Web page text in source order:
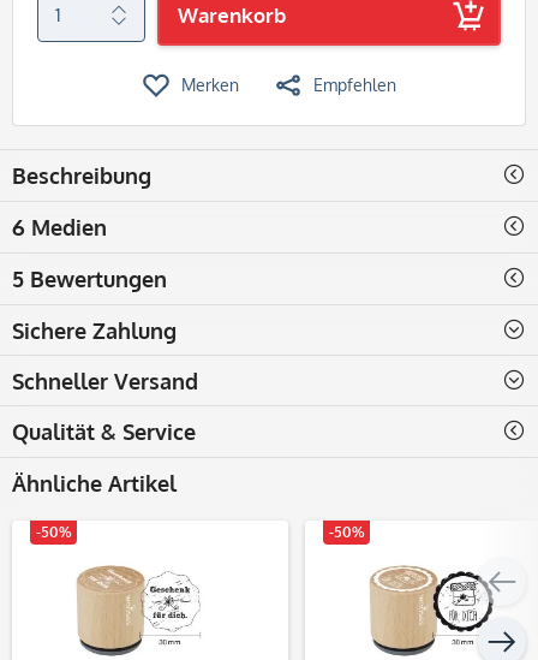
Warenkorb
Merken Empfehlen
Beschreibung
6 Medien
5 Bewertungen
Sichere Zahlung
Schneller Versand
Qualität & Service
Ähnliche Artikel
-50% -50%